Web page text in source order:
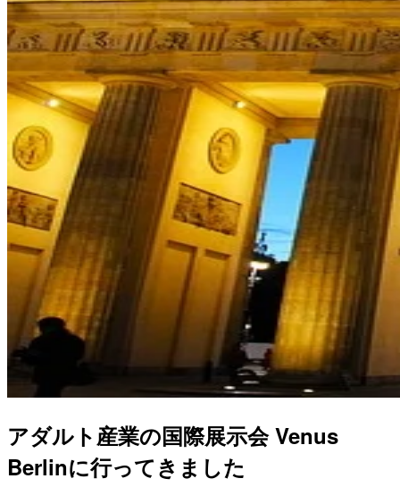
アダルト産業の国際展示会 Venus
Berlinに行ってきました